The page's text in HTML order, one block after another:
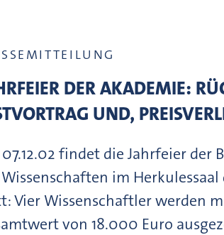
DER AKADEMIE:
UND,
findet die Jahrfeier der
im
Vier Wissenschaftler werden
von 18.000 Euro